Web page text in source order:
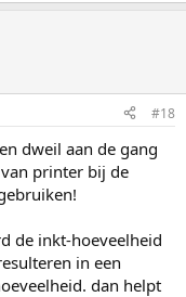
#18
dweil aan de gang
printer bij de
de inkt-hoeveelheid
in een
dan helpt